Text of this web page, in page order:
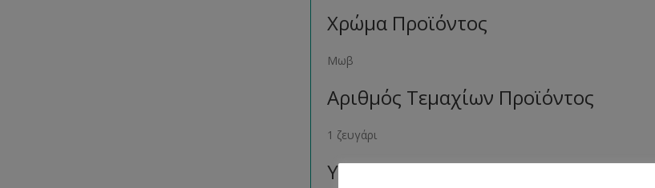
Χρώμα Προϊόντος
Μωβ
Αριθμός Τεμαχίων Προϊόντος
1 ζευγάρι
Υλικό Προϊόντος